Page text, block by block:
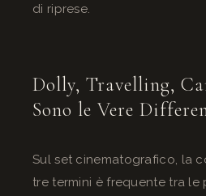
di riprese.
Dolly, Travelling,
Sono le Vere
Sul set cinematografico, la
tre termini è frequente tra le